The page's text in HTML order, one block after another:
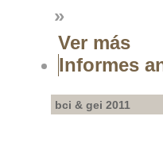
»
Ver más
Informes
bci & gei 2011